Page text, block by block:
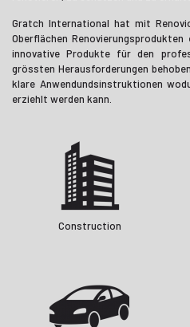
Gratch International hat mit
Oberflächen
innovative Produkte für den
grössten Herausforderungen
klare Anwendundsinstruktionen
erziehlt werden kann.
Construction